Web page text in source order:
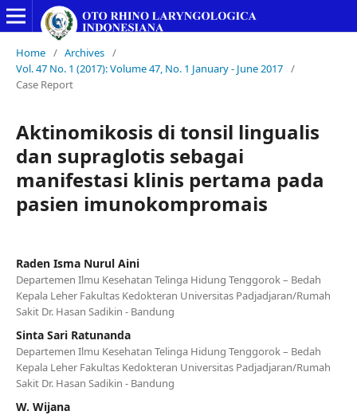
Home / Archives /
Vol. 47 No. 1 (2017): Volume 47, No. 1 January - June 2017 /
Case Report
Aktinomikosis di tonsil lingualis
dan supraglotis sebagai
manifestasi klinis pertama pada
pasien imunokompromais
Raden Isma Nurul Aini
Departemen Ilmu Kesehatan Telinga Hidung Tenggorok – Bedah
Kepala Leher Fakultas Kedokteran Universitas Padjadjaran/Rumah
Sakit Dr. Hasan Sadikin - Bandung
Sinta Sari Ratunanda
Departemen Ilmu Kesehatan Telinga Hidung Tenggorok – Bedah
Kepala Leher Fakultas Kedokteran Universitas Padjadjaran/Rumah
Sakit Dr. Hasan Sadikin - Bandung
W. Wijana